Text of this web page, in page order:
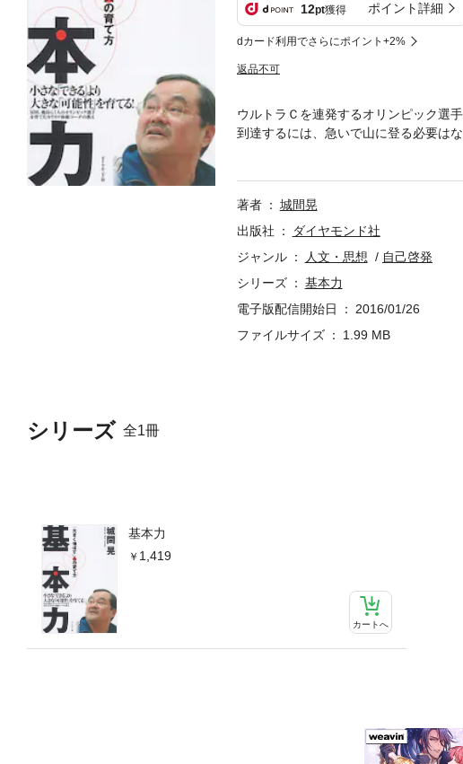
12pt獲得 ポイント詳細
dカード利用でさらにポイント+2%
返品不可
シリーズ 全1冊
基本力
1,419
カートへ
ウルトラＣを連発するオリンピック選
到達するには、急いで山に登る必要は
延伸ばす指導法とは何か。五輪選手７
著者
城間晃
出版社
ダイヤモンド社
ジャンル
人文・思想
自己啓発
シリーズ
基本力
電子版配信開始日
2016/01/26
ファイルサイズ
1.99 MB